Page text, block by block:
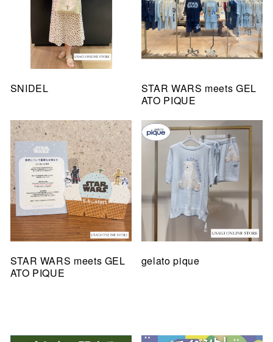
SNIDEL
STAR WARS meets GEL
ATO PIQUE
STAR WARS meets GEL
ATO PIQUE
gelato pique